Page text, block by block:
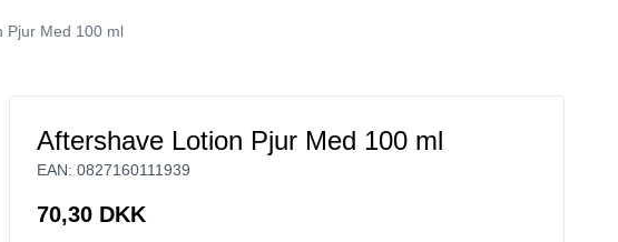
Pjur Med 100 ml
Aftershave Lotion Pjur Med 100 ml
EAN: 0827160111939
70,30 DKK